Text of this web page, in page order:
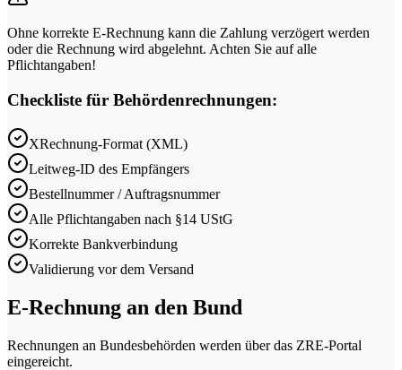
Ohne korrekte E-Rechnung kann die Zahlung verzögert werden
oder die Rechnung wird abgelehnt. Achten Sie auf alle
Pflichtangaben!
Checkliste für Behördenrechnungen:
XRechnung-Format (XML)
Leitweg-ID des Empfängers
Bestellnummer / Auftragsnummer
Alle Pflichtangaben nach §14 UStG
Korrekte Bankverbindung
Validierung vor dem Versand
E-Rechnung an den Bund
Rechnungen an Bundesbehörden werden über das ZRE-Portal
eingereicht.